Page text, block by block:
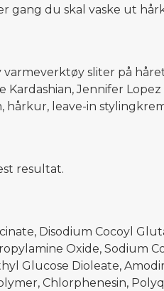
gang du skal vaske ut
sliter på
Jennifer
hårkur, leave-in
resultat.
Disodium Cocoyl
Oxide, Sodium
Glucose Dioleate,
Chlorphenesin,